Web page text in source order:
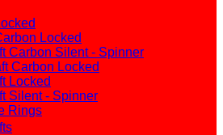
Locked
Carbon Silent - Spinner
Carbon Locked
Locked
Silent - Spinner
Rings